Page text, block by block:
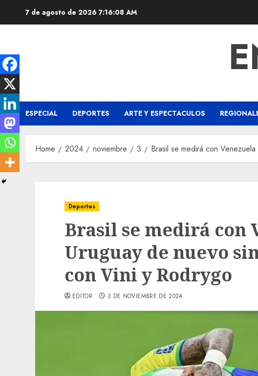
7 de agosto de 2026 7:16:09 AM
ESPECIAL DEPORTES ARTE Y ESPECTACULOS
Home 2024 noviembre 3 Brasil se medirá con
Deportes
Brasil se medirá con
Uruguay de nuevo
con Vini y Rodrygo
EDITOR 3 DE NOVIEMBRE DE 2024